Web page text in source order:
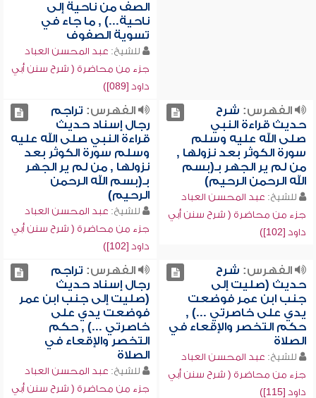
الصف من ناحية إلى
ناحية...) , ما جاء في
تسوية الصفوف
للشيخ: عبد المحسن العباد
جزء من محاضرة ( شرح سنن أبي
داود [089])
الفهرس: شرح
حديث قراءة النبي
صلى الله عليه وسلم
سورة الكوثر بعد نزولها ,
من لم ير الجهر بـ(بسم
الله الرحمن الرحيم)
للشيخ: عبد المحسن العباد
جزء من محاضرة ( شرح سنن أبي
داود [102])
الفهرس: تراجم
رجال إسناد حديث
قراءة النبي صلى الله عليه
وسلم سورة الكوثر بعد
نزولها , من لم ير الجهر
بـ(بسم الله الرحمن
الرحيم)
للشيخ: عبد المحسن العباد
جزء من محاضرة ( شرح سنن أبي
داود [102])
الفهرس: شرح
حديث (صليت إلى
جنب ابن عمر فوضعت
يدي على خاصرتي ...) ,
حكم التخصر والإقعاء في
الصلاة
للشيخ: عبد المحسن العباد
جزء من محاضرة ( شرح سنن أبي
داود [115])
الفهرس: تراجم
رجال إسناد حديث
(صليت إلى جنب ابن عمر
فوضعت يدي على
خاصرتي ...) , حكم
التخصر والإقعاء في
الصلاة
للشيخ: عبد المحسن العباد
جزء من محاضرة ( شرح سنن أبي